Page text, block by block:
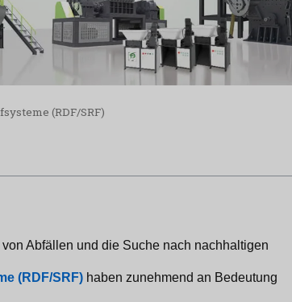
(RDF/SRF)
Abfällen und die Suche nach nachhaltigen
(RDF/SRF) haben zunehmend an Bedeutung